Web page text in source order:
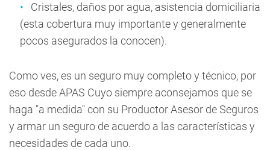
Cristales, daños por agua, asistencia domiciliaria
(esta cobertura muy importante y generalmente
pocos asegurados la conocen).
Como ves, es un seguro muy completo y técnico, por
eso desde APAS Cuyo siempre aconsejamos que se
haga "a medida" con su Productor Asesor de Seguros
y armar un seguro de acuerdo a las características y
necesidades de cada uno.